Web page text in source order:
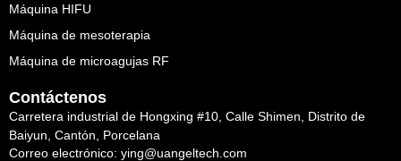
Máquina HIFU
Máquina de mesoterapia
Máquina de microagujas RF
Contáctenos
Carretera industrial de Hongxing #10, Calle Shimen, Distrito de
Baiyun, Cantón, Porcelana
Correo electrónico: ying@uangeltech.com